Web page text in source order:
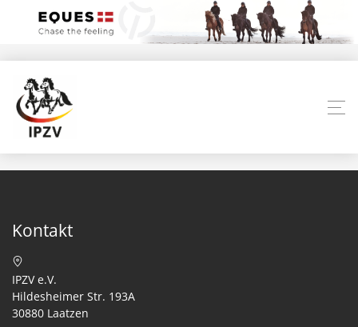
Kontakt
IPZV e.V.
Hildesheimer Str. 193A
30880 Laatzen